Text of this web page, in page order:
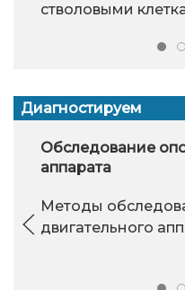
стволовыми
Диагностируем
Обследование
аппарата
Методы
двигательного